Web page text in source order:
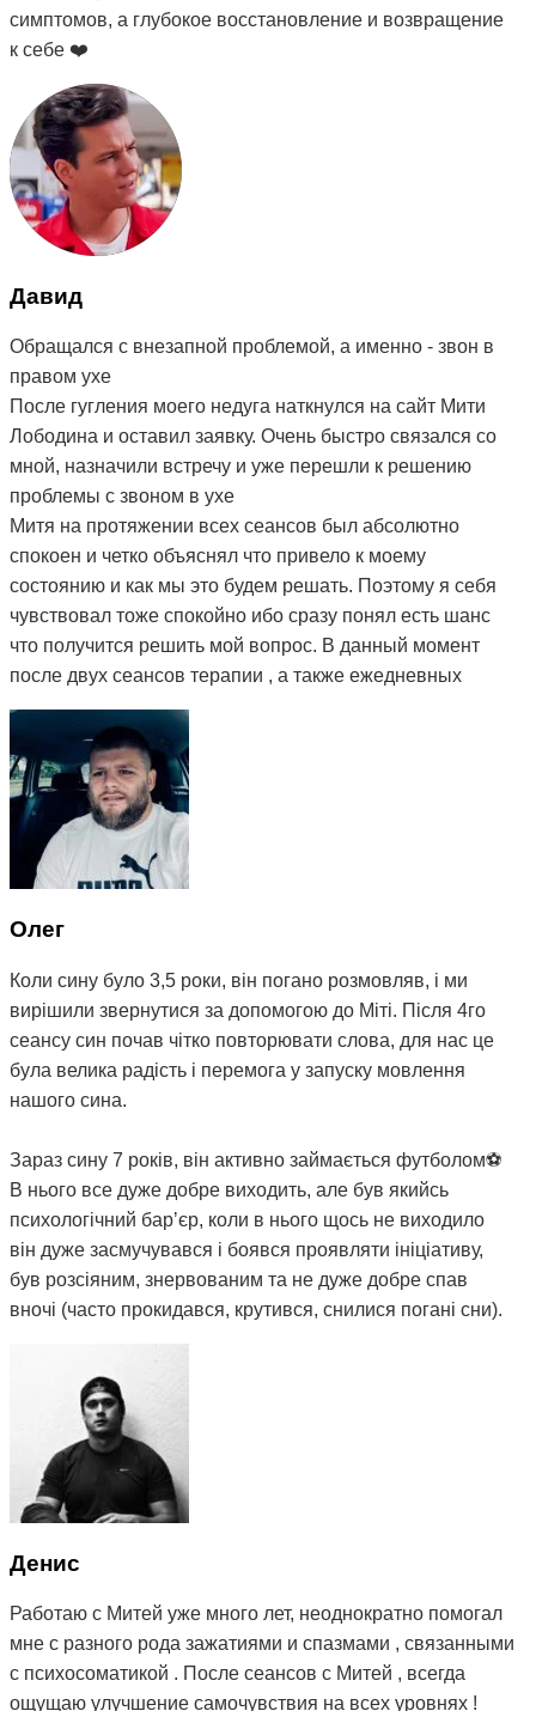
симптомов, а глубокое восстановление и возвращение
к себе ❤️
Давид
Обращался с внезапной проблемой, а именно - звон в
правом ухе
После гугления моего недуга наткнулся на сайт Мити
Лободина и оставил заявку. Очень быстро связался со
мной, назначили встречу и уже перешли к решению
проблемы с звоном в ухе
Митя на протяжении всех сеансов был абсолютно
спокоен и четко объяснял что привело к моему
состоянию и как мы это будем решать. Поэтому я себя
чувствовал тоже спокойно ибо сразу понял есть шанс
что получится решить мой вопрос. В данный момент
после двух сеансов терапии , а также ежедневных
упражнений, назначеных мне Митей, моё состояние
улучшилось, пропала боль в шее и плечах и самое
главное - звон стал гораздо тише, а иногда стихает
вовсе. Поэтому я могу рекомендовать остеопата Митю
ибо из всей цепочки людей к которым я обращался с
моей проблемой - это первый и единственный человек
который мне реально помогает) Огромное вам спасибо
Олег
Коли сину було 3,5 роки, він погано розмовляв, і ми
вирішили звернутися за допомогою до Міті. Після 4го
сеансу син почав чітко повторювати слова, для нас це
була велика радість і перемога у запуску мовлення
нашого сина.
Зараз сину 7 років, він активно займається футболом⚽️
В нього все дуже добре виходить, але був якийсь
психологічний барʼєр, коли в нього щось не виходило
він дуже засмучувався і боявся проявляти ініціативу,
був розсіяним, знервованим та не дуже добре спав
вночі (часто прокидався, крутився, снилися погані сни).
сина, він почав менше засмучуватися при невдачах,
почав проявляти ініціативу, гарно навчатися, більш
уважнішим та дисциплінованим і набагато краще почав
спати вночі.
Разом з сином записали до Міті молодшу дочку 5 років,
та залежність від планшету. Після сеансів Міті, дочка
почала менше капризувати, сон покращився, і
позбулася залежності від планшету 🙌🏻
Дуже дякую Міті за допомогу, професіоналізм, підхід до
Денис
Работаю с Митей уже много лет, неоднократно помогал
мне с разного рода зажатиями и спазмами , связанными
с психосоматикой . После сеансов с Митей , всегда
ощущаю улучшение самочувствия на всех уровнях !